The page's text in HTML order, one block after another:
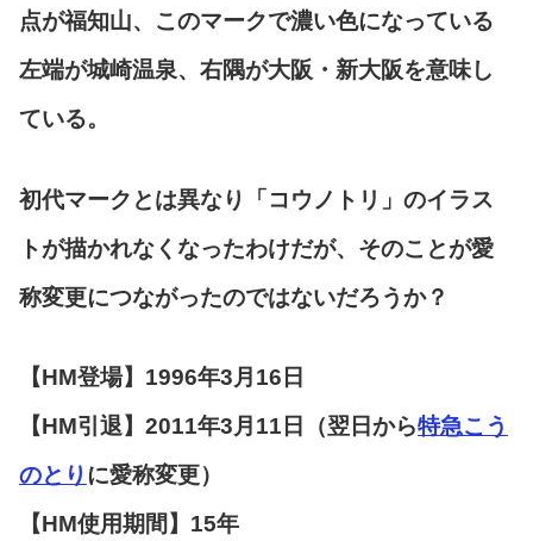
点が福知山、このマークで濃い色になっている
左端が城崎温泉、右隅が大阪・新大阪を意味し
ている。
初代マークとは異なり「コウノトリ」のイラス
トが描かれなくなったわけだが、そのことが愛
称変更につながったのではないだろうか？
【HM登場】1996年3月16日
【HM引退】2011年3月11日（翌日から特急こう
のとり に愛称変更）
【HM使用期間】15年